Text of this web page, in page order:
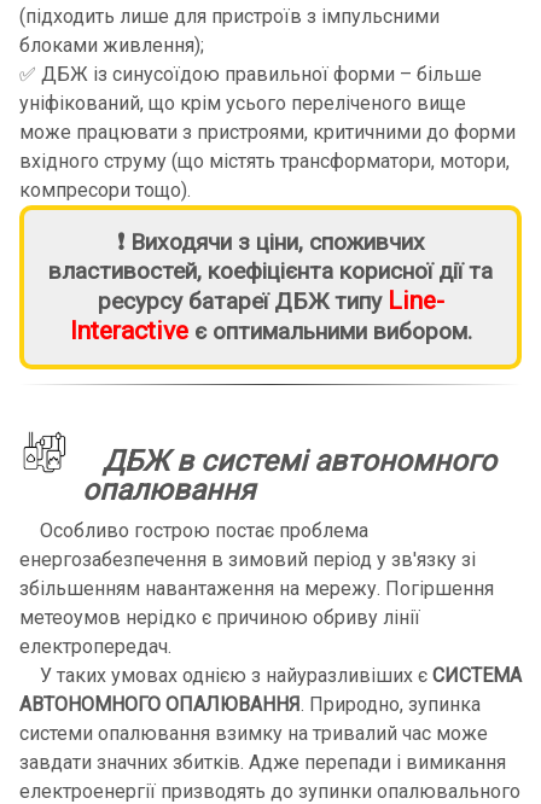
(підходить лише для пристроїв з імпульсними
блоками живлення);
✅ ДБЖ із синусоїдою правильної форми – більше
уніфікований, що крім усього переліченого вище
може працювати з пристроями, критичними до форми
вхідного струму (що містять трансформатори, мотори,
компресори тощо).
❗ Виходячи з ціни, споживчих
властивостей, коефіцієнта корисної дії та
ресурсу батареї ДБЖ типу Line-
Interactiveє оптимальними вибором.
ДБЖ в системі автономного
опалювання
Особливо гострою постає проблема
енергозабезпечення в зимовий період у зв'язку зі
збільшенням навантаження на мережу. Погіршення
метеоумов нерідко є причиною обриву лінії
електропередач.
У таких умовах однією з найуразливіших є СИСТЕМА
АВТОНОМНОГО ОПАЛЮВАННЯ. Природно, зупинка
системи опалювання взимку на тривалий час може
завдати значних збитків. Адже перепади і вимикання
електроенергії призводять до зупинки опалювального